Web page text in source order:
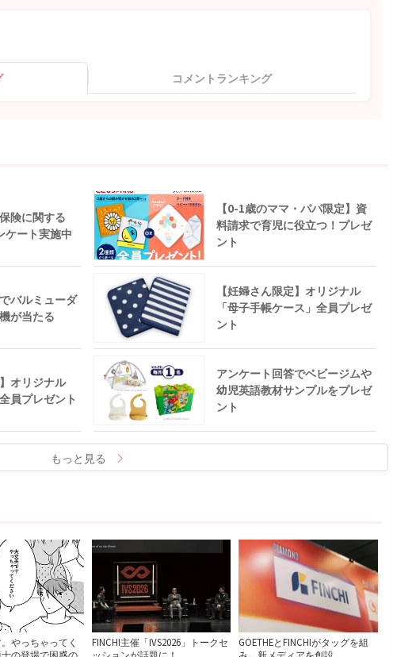
コメントランキング
険に関する
ケート実施中
【0-1歳のママ・パパ限定】資
料請求で育児に役立つ！プレゼ
ント
バルミューダ
が当たる
【妊婦さん限定】オリジナル
「母子手帳ケース」全員プレゼ
ント
オリジナル
員プレゼント
アンケート回答でベビージムや
幼児英語教材サンプルをプレゼ
ント
もっと見る
。やっちゃってく
FINCHI主催「IVS2026」トークセ
GOETHEとFINCHIがタッグを組